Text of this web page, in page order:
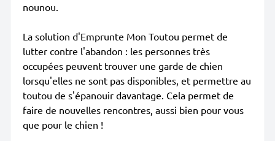
nounou.
La solution d'Emprunte Mon Toutou permet de
lutter contre l'abandon : les personnes très
occupées peuvent trouver une garde de chien
lorsqu'elles ne sont pas disponibles, et permettre au
toutou de s'épanouir davantage. Cela permet de
faire de nouvelles rencontres, aussi bien pour vous
que pour le chien !